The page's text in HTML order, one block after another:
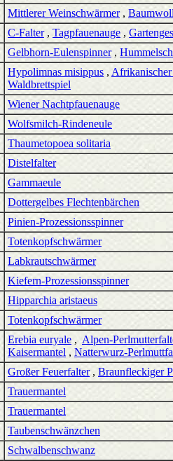
Mittlerer Weinschwärmer,
C-Falter, Tagpfauenauge ,
Gelbhorn-Eulenspinner,
Hypolimnas misippus ,
Waldbrettspiel
Wiener Nachtpfauenauge
Wolfsmilch-Rindeneule
Thaumetopoea solitaria
Distelfalter
Gammaeule
Dottergelbes Flechtenbärchen
Pinien-Prozessionsspinner
Totenkopfschwärmer
Labkrautschwärmer
Kiefern-Prozessionsspinner
Hipparchia aristaeus
Totenkopfschwärmer
Erebia euryale , Alpen-
Kaisermantel , Natterwurz-
Großer Feuerfalter, Braunfleckiger
Trauermantel
Trauermantel
Taubenschwänzchen
Schwalbenschwanz